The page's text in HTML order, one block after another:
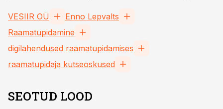
VESIIR OÜ
Enno Lepvalts
Raamatupidamine
digilahendused raamatupidamises
raamatupidaja kutseoskused
SEOTUD LOOD